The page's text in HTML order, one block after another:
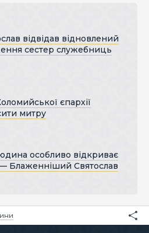
відвідав відновлений
сестер служебниць
єпархії
митру
особливо відкриває
Блаженніший Святослав